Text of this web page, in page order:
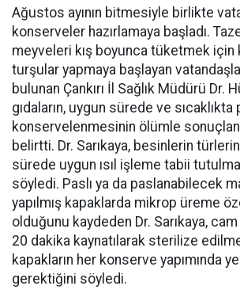
Ağustos ayının bitmesiyle birlikte
konserveler hazırlamaya başladı.
meyveleri kış boyunca tüketmek için
turşular yapmaya başlayan
bulunan Çankırı İl Sağlık Müdürü Dr.
gıdaların, uygun sürede ve
konservelenmesinin ölümle
belirtti. Dr. Sarıkaya, besinlerin
sürede uygun ısıl işleme tabii
söyledi. Paslı ya da paslanabilecek
yapılmış kapaklarda mikrop üreme
olduğunu kaydeden Dr. Sarıkaya,
20 dakika kaynatılarak sterilize
kapakların her konserve yapımında
gerektiğini söyledi.